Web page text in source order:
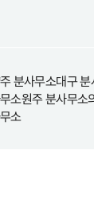
분사무소대구
소원주 분사무소
소